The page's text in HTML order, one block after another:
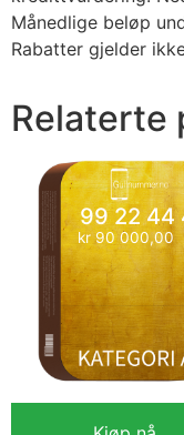
Månedlige beløp
Rabatter gjelder
Relaterte
99 22 44
kr90 000,00